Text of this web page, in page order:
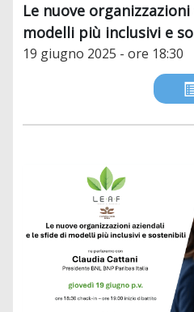
Le nuove
modelli più inclusivi e
19 giugno 2025 - ore 18:30